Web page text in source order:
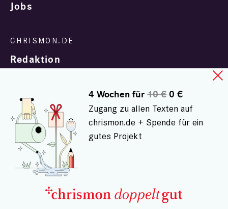
Jobs
Redaktion
In Zusammenarbeit mit
© chrismon.de 2001 - 2026
Alle Rechte vorbehalten.
4 Wochen für10 €0 €
Zugang zu allen Texten auf
chrismon.de + Spende für ein
gutes Projekt